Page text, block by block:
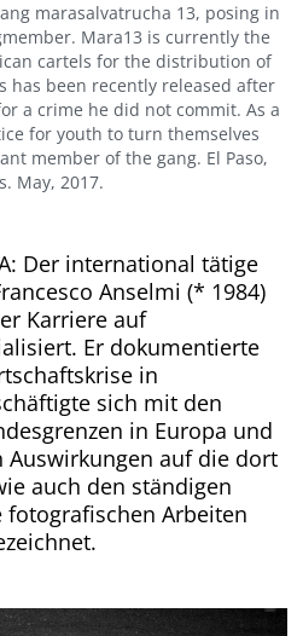
marasalvatrucha 13, posing in
Mara13 is currently the
cartels for the distribution of
has been recently released after
a crime he did not commit. As a
for youth to turn themselves
member of the gang. El Paso,
May, 2017.
Der international tätige
Anselmi (* 1984)
Karriere auf
Er dokumentierte
in
sich mit den
in Europa und
Auswirkungen auf die dort
auch den ständigen
fotografischen Arbeiten